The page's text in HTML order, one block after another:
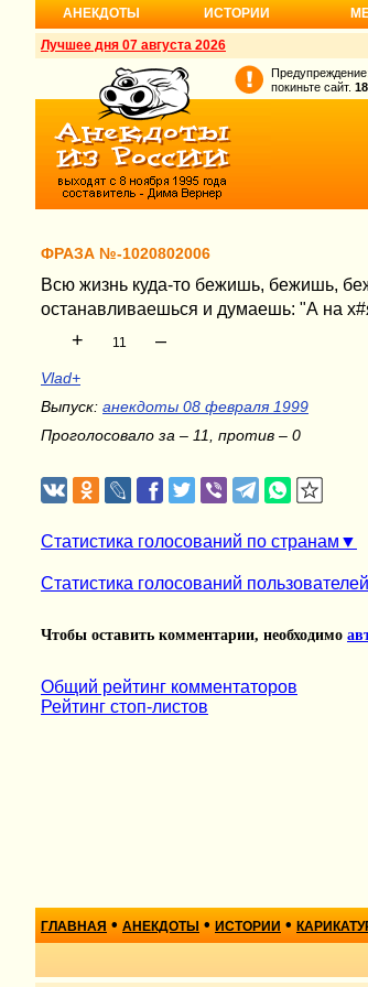
АНЕКДОТЫ ИСТОРИИ
Лучшее дня 07 августа 2026
покиньте сайт.
ФРАЗА №-1020802006
Всю жизнь куда-то бежишь, бежишь,
останавливаешься и думаешь: "А на
+ 11 –
Vlad+
Выпуск: анекдоты 08 февраля 1999
Проголосовало за – 11, против – 0
Статистика голосований по странам
Статистика голосований пользователей
Чтобы оставить комментарии, необходимо
Общий рейтинг комментаторов
Рейтинг стоп-листов
ГЛАВНАЯ • АНЕКДОТЫ • ИСТОРИИ •